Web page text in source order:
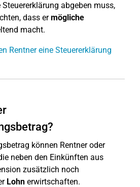
Steuererklärung abgeben muss,
dass ermögliche
macht.
Rentner eine Steuererklärung
können Rentner oder
neben den Einkünften aus
zusätzlich noch
Lohn erwirtschaften.